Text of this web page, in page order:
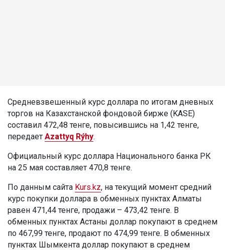
Средневзвешенный курс доллара по итогам дневных
торгов на Казахстанской фондовой бирже (KASE)
составил 472,48 тенге, повысившись на 1,42 тенге,
передает Azattyq Rýhy.
Официальный курс доллара Национального банка РК
на 25 мая составляет 470,8 тенге.
По данным сайта Kurs.kz, на текущий момент средний
курс покупки доллара в обменных пунктах Алматы
равен 471,44 тенге, продажи – 473,42 тенге. В
обменных пунктах Астаны доллар покупают в среднем
по 467,99 тенге, продают по 474,99 тенге. В обменных
пунктах Шымкента доллар покупают в среднем